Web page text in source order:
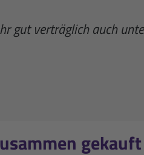
gut verträglich auch
gekauft